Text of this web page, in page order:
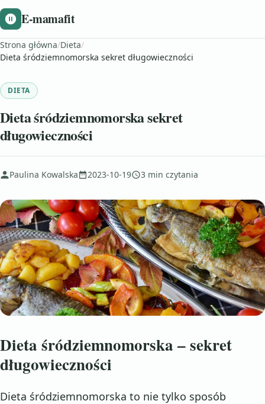
E-mamafit
Strona główna/Dieta/
Dieta śródziemnomorska sekret długowieczności
DIETA
Dieta śródziemnomorska sekret
długowieczności
Paulina Kowalska 2023-10-19 3 min czytania
Dieta śródziemnomorska – sekret
długowieczności
Dieta śródziemnomorska to nie tylko sposób